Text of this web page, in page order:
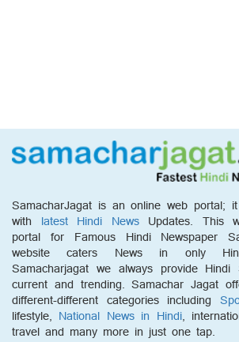
SamacharJagat is an online web portal;
with latest Hindi NewsUpdates. This
portal for Famous Hindi Newspaper
website caters News in only
Samacharjagat we always provide
current and trending. Samachar Jagat
different-different categories including
lifestyle, National News in Hindi,
travel and many more in just one tap.